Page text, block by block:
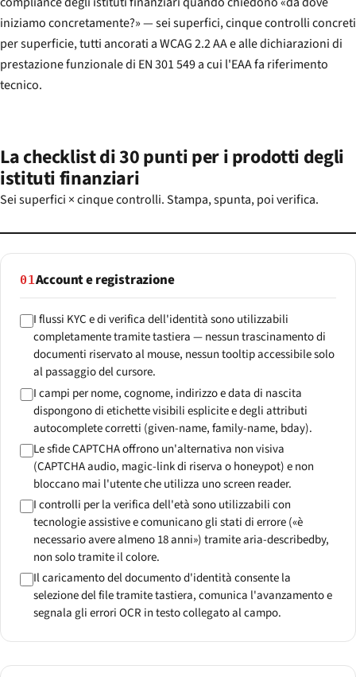
iniziamo concretamente?» — sei superfici, cinque controlli concreti
per superficie, tutti ancorati a WCAG 2.2 AA e alle dichiarazioni di
prestazione funzionale di EN 301 549 a cui l'EAA fa riferimento
tecnico.
La checklist di 30 punti per i prodotti degli
istituti finanziari
Sei superfici × cinque controlli. Stampa, spunta, poi verifica.
01Account e registrazione
I flussi KYC e di verifica dell'identità sono utilizzabili
completamente tramite tastiera — nessun trascinamento di
documenti riservato al mouse, nessun tooltip accessibile solo
al passaggio del cursore.
I campi per nome, cognome, indirizzo e data di nascita
dispongono di etichette visibili esplicite e degli attributi
autocomplete corretti (given-name, family-name, bday).
Le sfide CAPTCHA offrono un'alternativa non visiva
(CAPTCHA audio, magic-link di riserva o honeypot) e non
bloccano mai l'utente che utilizza uno screen reader.
I controlli per la verifica dell'età sono utilizzabili con
tecnologie assistive e comunicano gli stati di errore («è
necessario avere almeno 18 anni») tramite aria-describedby,
non solo tramite il colore.
Il caricamento del documento d'identità consente la
selezione del file tramite tastiera, comunica l'avanzamento e
segnala gli errori OCR in testo collegato al campo.